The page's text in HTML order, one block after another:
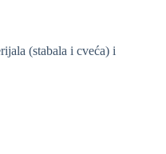
(stabala i cveća) i